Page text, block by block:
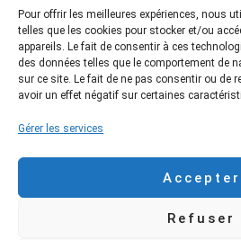
Pour offrir les meilleures expériences, nous
telles que les cookies pour stocker et/ou
appareils. Le fait de consentir à ces
des données telles que le comportement de
sur ce site. Le fait de ne pas consentir ou de
avoir un effet négatif sur certaines
Gérer les services
Accepter
Refuser
Contact
Mentions